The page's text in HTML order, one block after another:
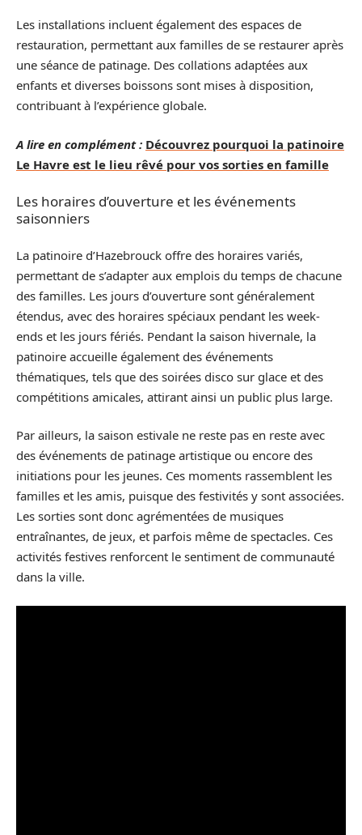
Les installations incluent également des espaces de
restauration, permettant aux familles de se restaurer après
une séance de patinage. Des collations adaptées aux
enfants et diverses boissons sont mises à disposition,
contribuant à l’expérience globale.
A lire en complément : Découvrez pourquoi la patinoire
Le Havre est le lieu rêvé pour vos sorties en famille
Les horaires d’ouverture et les événements
saisonniers
La patinoire d’Hazebrouck offre des horaires variés,
permettant de s’adapter aux emplois du temps de chacune
des familles. Les jours d’ouverture sont généralement
étendus, avec des horaires spéciaux pendant les week-
ends et les jours fériés. Pendant la saison hivernale, la
patinoire accueille également des événements
thématiques, tels que des soirées disco sur glace et des
compétitions amicales, attirant ainsi un public plus large.
Par ailleurs, la saison estivale ne reste pas en reste avec
des événements de patinage artistique ou encore des
initiations pour les jeunes. Ces moments rassemblent les
familles et les amis, puisque des festivités y sont associées.
Les sorties sont donc agrémentées de musiques
entraînantes, de jeux, et parfois même de spectacles. Ces
activités festives renforcent le sentiment de communauté
dans la ville.